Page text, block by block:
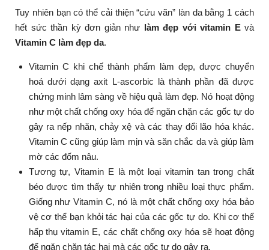
Tuy nhiên bạn có thể cải thiện “cứu vãn” làn da bằng 1 cách
hết sức thần kỳ đơn giản như làm đẹp với vitamin Evà
Vitamin C làm đẹp da.
Vitamin C khi chế thành phẩm làm đẹp, được chuyển
hoá dưới dạng axit L-ascorbic là thành phần đã được
chứng minh lâm sàng về hiệu quả làm đẹp. Nó hoạt động
như một chất chống oxy hóa để ngăn chặn các gốc tự do
gây ra nếp nhăn, chảy xệ và các thay đổi lão hóa khác.
Vitamin C cũng giúp làm mịn và săn chắc da và giúp làm
mờ các đốm nâu.
Tương tự, Vitamin E là một loại vitamin tan trong chất
béo được tìm thấy tự nhiên trong nhiều loại thực phẩm.
Giống như Vitamin C, nó là một chất chống oxy hóa bảo
vệ cơ thể bạn khỏi tác hại của các gốc tự do. Khi cơ thể
hấp thụ vitamin E, các chất chống oxy hóa sẽ hoạt động
để ngăn chặn tác hại mà các gốc tự do gây ra.